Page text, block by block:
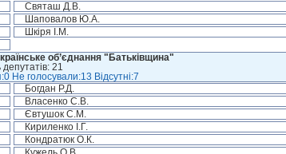
Святаш Д.В.
Шаповалов Ю.А.
Шкіря І.М.
об’єднання "Батьківщина"
депутатів: 21
Не голосували:13 Відсутні:7
Богдан Р.Д.
Власенко С.В.
Євтушок С.М.
Кириленко І.Г.
Кондратюк О.К.